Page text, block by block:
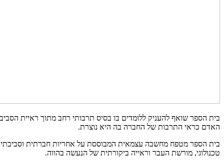
בית הספר שואף להעניק ללומדים בו בסיס תרבותי רחב מתוך ראיית
האדם כראי התרבות של החברה בה היא נוצרת.
בית הספר מטפח מחשבה עצמאית המבוססת על אחריות חברתית
טכנולוגי, מורשת העבר וראייה ביקורתית של הנעשה בהווה.